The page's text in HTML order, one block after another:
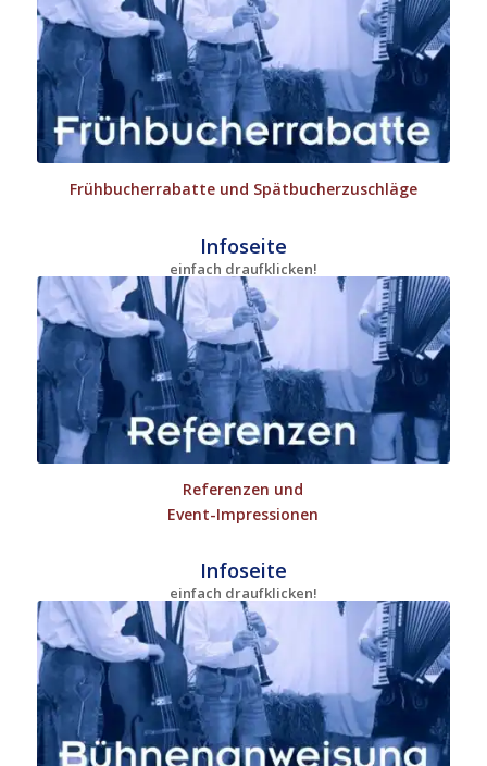
Frühbucherrabatte und Spätbucherzuschläge
Infoseite
einfach draufklicken!
Referenzen und
Event-Impressionen
Infoseite
einfach draufklicken!